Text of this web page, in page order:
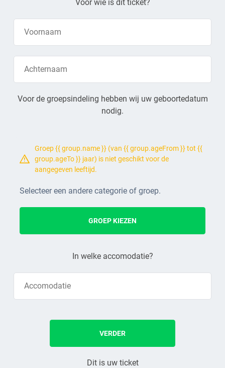
Voor wie is dit ticket?
Voor de groepsindeling hebben wij uw geboortedatum
nodig.
Groep {{ group.name }} (van {{ group.ageFrom }} tot {{
group.ageTo }} jaar) is niet geschikt voor de
aangegeven leeftijd.
Selecteer een andere categorie of groep.
GROEP KIEZEN
In welke accomodatie?
VERDER
Dit is uw ticket